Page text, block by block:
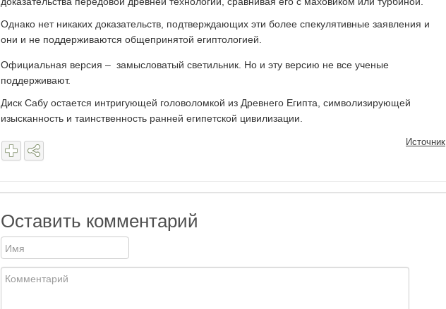
Однако нет никаких доказательств, подтверждающих эти более спекулятивные заявления и
они и не поддерживаются общепринятой египтологией.
Официальная версия – замысловатый светильник. Но и эту версию не все ученые
поддерживают.
Диск Сабу остается интригующей головоломкой из Древнего Египта, символизирующей
изысканность и таинственность ранней египетской цивилизации.
Источник
Оставить комментарий